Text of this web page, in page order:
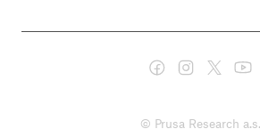
© Prusa Research a.s.